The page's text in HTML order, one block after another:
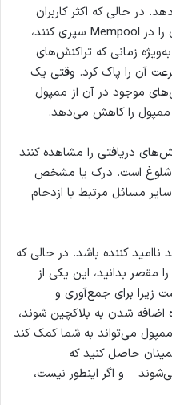
در حالی که اکثر کاربران
می‌خواهند تا حد امکان زمان کمتری را در Mempool سپری کنند،
زمانی که تراکنش‌های
آن را پاک کرد. وقتی یک
موجود در آن از ممپول
ممپول را کاهش می‌دهد.
دریافتی را مشاهده کنند
شلوغ است. درک یا مشخص
مسائل مرتبط با ازدحام
ناامید کننده باشد. در حالی که
بدانید، این یکی از
زیرا برای جمع‌آوری و
اضافه شدن به بلاکچین شوند،
می‌تواند به شما کمک کند
حاصل کنید که
– و اگر اینطور نیست،